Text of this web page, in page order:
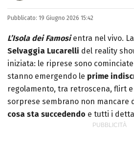
Laurea in Lettere,
passione per i cartoni
Pixar).
Pubblicato: 19 Giugno 2026 15:42
L’Isola dei Famosientra nel vivo. La
Selvaggia Lucarelli del reality
iniziata: le riprese sono
stanno emergendo le prime
regolamento, tra retroscena, flirt
sorprese sembrano non mancare
cosa sta succedendo e tutti i